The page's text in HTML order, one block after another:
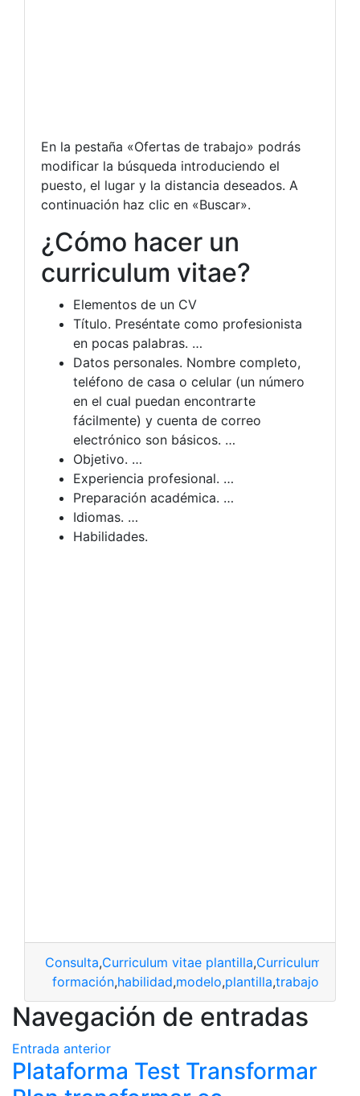
En la pestaña «Ofertas de trabajo» podrás
modificar la búsqueda introduciendo el
puesto, el lugar y la distancia deseados. A
continuación haz clic en «Buscar».
¿Cómo hacer un
curriculum vitae?
Elementos de un CV
Título. Preséntate como profesionista
en pocas palabras. …
Datos personales. Nombre completo,
teléfono de casa o celular (un número
en el cual puedan encontrarte
fácilmente) y cuenta de correo
electrónico son básicos. …
Objetivo. …
Experiencia profesional. …
Preparación académica. …
Idiomas. …
Habilidades.
Consulta,Curriculum vitae plantilla,Curriculum
formación,habilidad,modelo,plantilla,trabajo
Navegación de entradas
Entrada anterior
Plataforma Test Transformar